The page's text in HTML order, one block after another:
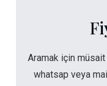
Aramak için
whatsap veya